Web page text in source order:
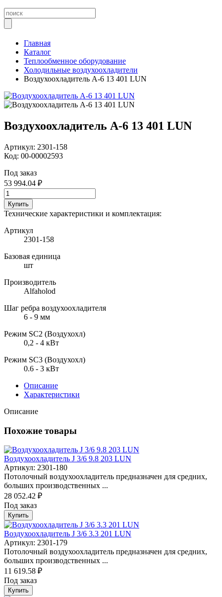
Главная
Каталог
Теплообменное оборудование
Холодильные воздухоохладители
Воздухоохладитель А-6 13 401 LUN
Воздухоохладитель А-6 13 401 LUN
Артикул: 2301-158
Код: 00-00002593
Под заказ
53 994.04 ₽
Купить
Технические характеристики и комплектация:
Артикул
2301-158
Базовая единица
шт
Производитель
Alfaholod
Шаг ребра воздухоохладителя
6 - 9 мм
Режим SC2 (Воздухохл)
0,2 - 4 кВт
Режим SC3 (Воздухохл)
0.6 - 3 кВт
Описание
Характеристики
Описание
Похожие товары
Воздухоохладитель J 3/6 9.8 203 LUN
Артикул: 2301-180
Потолочный воздухоохладитель предназначен для средних,
больших производственных ...
28 052.42 ₽
Под заказ
Купить
Воздухоохладитель J 3/6 3.3 201 LUN
Артикул: 2301-179
Потолочный воздухоохладитель предназначен для средних,
больших производственных ...
11 619.58 ₽
Под заказ
Купить